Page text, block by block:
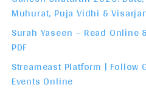
Muhurat, Puja Vidhi &
Surah Yaseen – Read Online
PDF
Streameast Platform | Follow
Events Online